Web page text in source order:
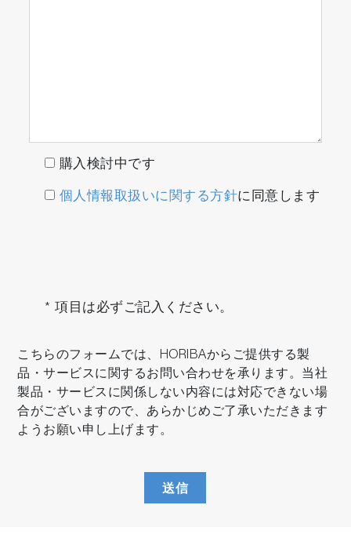
購入検討中です
個人情報取扱いに関する方針に同意します
* 項目は必ずご記入ください。
こちらのフォームでは、HORIBAからご提供する製
品・サービスに関するお問い合わせを承ります。当社
製品・サービスに関係しない内容には対応できない場
合がございますので、あらかじめご了承いただきます
ようお願い申し上げます。
送信